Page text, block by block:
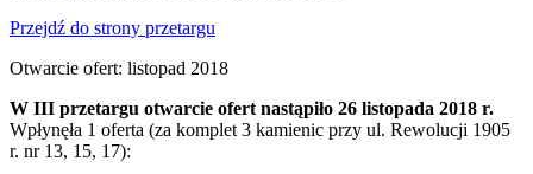
Przejdź do strony przetargu
Otwarcie ofert: listopad 2018
W III przetargu otwarcie ofert nastąpiło 26 listopada 2018 r.
Wpłynęła 1 oferta (za komplet 3 kamienic przy ul. Rewolucji 1905
r. nr 13, 15, 17):